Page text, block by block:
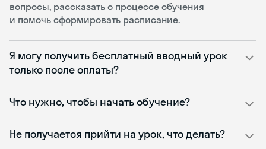
вопросы, рассказать о процессе обучения
и помочь сформировать расписание.
Я могу получить бесплатный вводный урок
только после оплаты?
Что нужно, чтобы начать обучение?
Не получается прийти на урок, что делать?